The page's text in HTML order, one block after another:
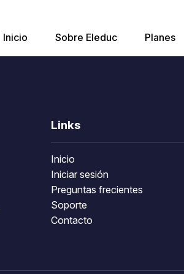
Inicio Sobre Eleduc Planes
Links
Inicio
Iniciar sesión
Preguntas frecientes
Soporte
Contacto